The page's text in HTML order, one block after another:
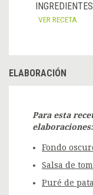
VER RECETA
ELABORACIÓN
Para esta
elaboraciones:
Fondo
Salsa de
Puré de